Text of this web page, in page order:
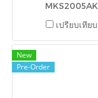
MKS2005AK
เปรียบเทียบ
New
Pre-Order